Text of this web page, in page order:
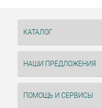
КАТАЛОГ
НАШИ ПРЕДЛОЖЕНИЯ
ПОМОЩЬ И СЕРВИСЫ